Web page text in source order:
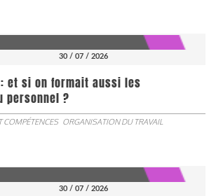
30 / 07 / 2026
et si on formait aussi les
personnel ?
COMPÉTENCES ORGANISATION DU TRAVAIL
30 / 07 / 2026